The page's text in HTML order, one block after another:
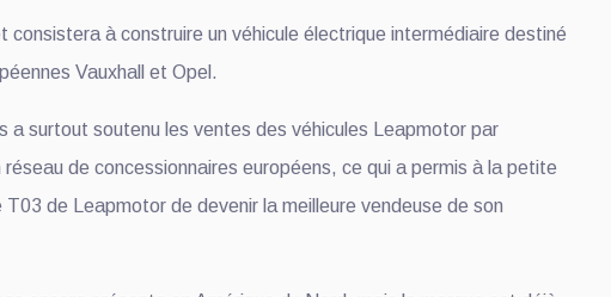
consistera à construire un véhicule électrique intermédiaire destiné
Vauxhall et Opel.
a surtout soutenu les ventes des véhicules Leapmotor par
réseau de concessionnaires européens, ce qui a permis à la petite
de Leapmotor de devenir la meilleure vendeuse de son